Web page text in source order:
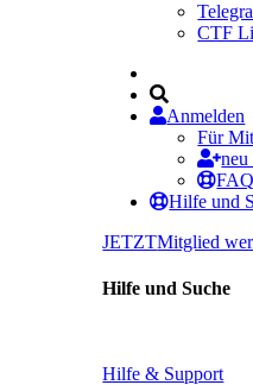
CTF
Anmelden
Für
neu
Hilfe und
JETZTMitglied
Hilfe und Suche
Hilfe & Support